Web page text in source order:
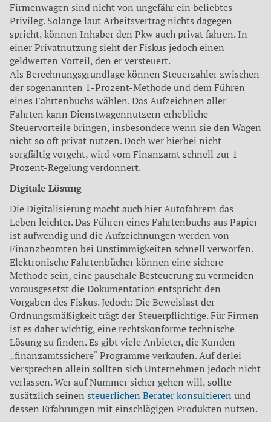
Firmenwagen sind nicht von ungefähr ein beliebtes
Privileg. Solange laut Arbeitsvertrag nichts dagegen
spricht, können Inhaber den Pkw auch privat fahren. In
einer Privatnutzung sieht der Fiskus jedoch einen
geldwerten Vorteil, den er versteuert.
Als Berechnungsgrundlage können Steuerzahler zwischen
der sogenannten 1-Prozent-Methode und dem Führen
eines Fahrtenbuchs wählen. Das Aufzeichnen aller
Fahrten kann Dienstwagennutzern erhebliche
Steuervorteile bringen, insbesondere wenn sie den Wagen
nicht so oft privat nutzen. Doch wer hierbei nicht
sorgfältig vorgeht, wird vom Finanzamt schnell zur 1-
Prozent-Regelung verdonnert.
Digitale Lösung
Die Digitalisierung macht auch hier Autofahrern das
Leben leichter. Das Führen eines Fahrtenbuchs aus Papier
ist aufwendig und die Aufzeichnungen werden von
Finanzbeamten bei Unstimmigkeiten schnell verworfen.
Elektronische Fahrtenbücher können eine sichere
Methode sein, eine pauschale Besteuerung zu vermeiden –
vorausgesetzt die Dokumentation entspricht den
Vorgaben des Fiskus. Jedoch: Die Beweislast der
Ordnungsmäßigkeit trägt der Steuerpflichtige. Für Firmen
ist es daher wichtig, eine rechtskonforme technische
Lösung zu finden. Es gibt viele Anbieter, die Kunden
„finanzamtssichere“ Programme verkaufen. Auf derlei
Versprechen allein sollten sich Unternehmen jedoch nicht
verlassen. Wer auf Nummer sicher gehen will, sollte
zusätzlich seinen steuerlichen Berater konsultieren und
dessen Erfahrungen mit einschlägigen Produkten nutzen.